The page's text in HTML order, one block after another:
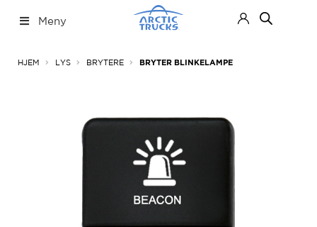
til
til
Meny
HJEM LYS BRYTERE BRYTER BLINKELAMPE